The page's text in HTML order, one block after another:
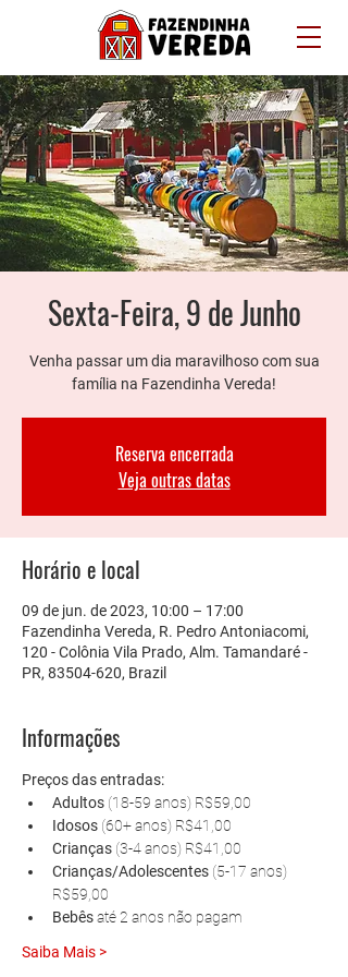
Sexta-Feira, 9 de Junho
Venha passar um dia maravilhoso com sua
família na Fazendinha Vereda!
Reserva encerrada
Veja outras datas
Horário e local
09 de jun. de 2023, 10:00 – 17:00
Fazendinha Vereda, R. Pedro Antoniacomi,
120 - Colônia Vila Prado, Alm. Tamandaré -
PR, 83504-620, Brazil
Informações
Preços das entradas:
Adultos (18-59 anos) R$59,00
Idosos (60+ anos) R$41,00
Crianças (3-4 anos) R$41,00
Crianças/Adolescentes (5-17 anos)
R$59,00
Bebês até 2 anos não pagam
Saiba Mais >